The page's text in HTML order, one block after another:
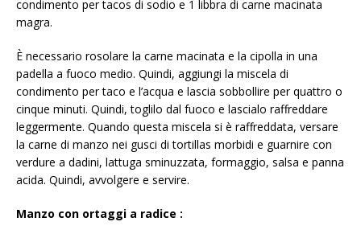
condimento per tacos di sodio e 1 libbra di carne macinata
magra.
È necessario rosolare la carne macinata e la cipolla in una
padella a fuoco medio. Quindi, aggiungi la miscela di
condimento per taco e l’acqua e lascia sobbollire per quattro o
cinque minuti. Quindi, toglilo dal fuoco e lascialo raffreddare
leggermente. Quando questa miscela si è raffreddata, versare
la carne di manzo nei gusci di tortillas morbidi e guarnire con
verdure a dadini, lattuga sminuzzata, formaggio, salsa e panna
acida. Quindi, avvolgere e servire.
Manzo con ortaggi a radice :